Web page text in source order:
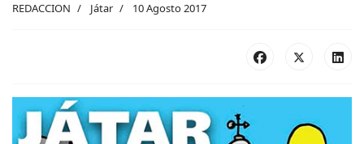
REDACCION Játar 10 Agosto 2017